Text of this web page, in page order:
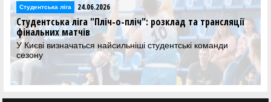
Студентська ліга 24.06.2026
Студентська ліга "Пліч-о-пліч": розклад та трансляції
фінальних матчів
У Києві визначаться найсильніші студентські команди
сезону